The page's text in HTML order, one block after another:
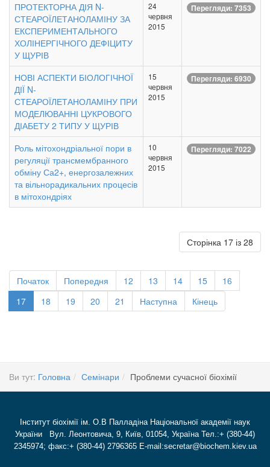
ПРОТЕКТОРНА ДІЯ N-
СТЕАРОЇЛЕТАНОЛАМІНУ ЗА
ЕКСПЕРИМЕНТАЛЬНОГО
ХОЛІНЕРГІЧНОГО ДЕФІЦИТУ
У ЩУРІВ
24
червня
2015
Перегляди: 7353
НОВІ АСПЕКТИ БІОЛОГІЧНОЇ
ДІЇ N-
СТЕАРОЇЛЕТАНОЛАМІНУ ПРИ
МОДЕЛЮВАННІ ЦУКРОВОГО
ДІАБЕТУ 2 ТИПУ У ЩУРІВ
15
червня
2015
Перегляди: 6930
Роль мітохондріальної пори в
регуляції трансмембранного
обміну Са2+, енергозалежних
та вільнорадикальних процесів
в мітохондріях
10
червня
2015
Перегляди: 7022
Сторінка 17 із 28
Початок Попередня 12 13 14 15
16
17
18 19 20 21 Наступна Кінець
Ви тут: Головна Семінари Проблеми сучасної біохімії
Інститут біохімії ім. О.В Палладіна Національної академії наук
України Вул. Леонтовича, 9, Київ, 01054, Україна Тел.:+ (380-44)
2345974; факс:+ (380-44) 2796365 E-mail:secretar@biochem.kiev.ua